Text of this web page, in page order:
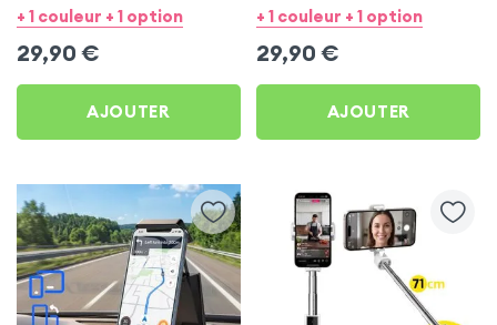
Blanc pour Huawei Nova
+ 1 couleur + 1 option
29,90 €
AJOUTER
Noir pour Huawei Nova 11i
+ 1 couleur + 1 option
29,90 €
AJOUTER